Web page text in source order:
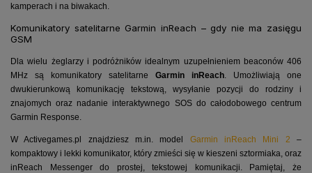
kamperach i na biwakach.
Komunikatory satelitarne Garmin inReach – gdy nie ma zasięgu
GSM
Dla wielu żeglarzy i podróżników idealnym uzupełnieniem beaconów 406
MHz są komunikatory satelitarne Garmin inReach . Umożliwiają one
dwukierunkową komunikację tekstową, wysyłanie pozycji do rodziny i
znajomych oraz nadanie interaktywnego SOS do całodobowego centrum
Garmin Response.
W Activegames.pl znajdziesz m.in. model Garmin inReach Mini 2 –
kompaktowy i lekki komunikator, który zmieści się w kieszeni sztormiaka, oraz
inReach Messenger do prostej, tekstowej komunikacji. Pamiętaj, że